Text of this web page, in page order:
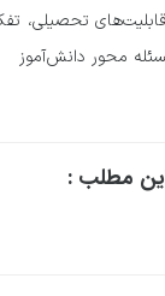
قابلیت‌های تحصیلی،
محور دانش‌آموز
مطلب :